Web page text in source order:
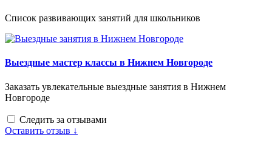
Список развивающих занятий для школьников
Выездные мастер классы в Нижнем Новгороде
Заказать увлекательные выездные занятия в Нижнем
Новгороде
Следить за отзывами
Оставить отзыв ↓